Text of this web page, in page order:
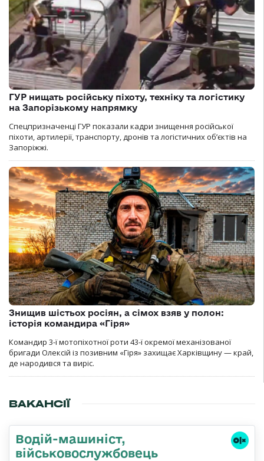
ГУР нищать російську піхоту, техніку та логістику
на Запорізькому напрямку
Спецпризначенці ГУР показали кадри знищення російської
піхоти, артилерії, транспорту, дронів та логістичних об’єктів на
Запоріжжі.
Знищив шістьох росіян, а сімох взяв у полон:
історія командира «Гіря»
Командир 3-ї мотопіхотної роти 43-ї окремої механізованої
бригади Олексій із позивним «Гіря» захищає Харківщину — край,
де народився та виріс.
ВАКАНСІЇ
Водій-машиніст,
військовослужбовець